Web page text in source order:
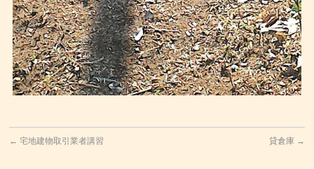
← 宅地建物取引業者講習 貸倉庫 →